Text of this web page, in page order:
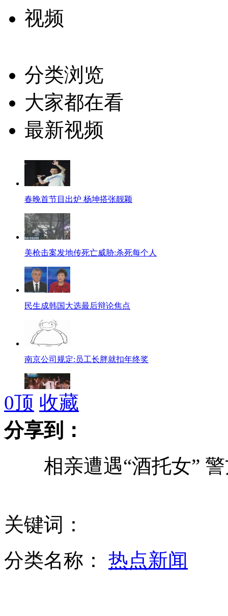
视频
分类浏览
大家都在看
最新视频
春晚首节目出炉 杨坤搭张靓颖
美枪击案发地传死亡威胁:杀死每个人
民生成韩国大选最后辩论焦点
南京公司规定:员工长胖就扣年终奖
玛雅人欢歌载舞庆祝新纪元到来
奥巴马抵纽顿吊唁 当地又遭"诈弹"骚扰
法"富人税"最高达75%富豪掀移民潮
男子上公交吸烟被制止后竟发飙
0顶 收藏
分享到：
相亲遭遇“酒托女” 警
关键词：
分类名称： 热点新闻